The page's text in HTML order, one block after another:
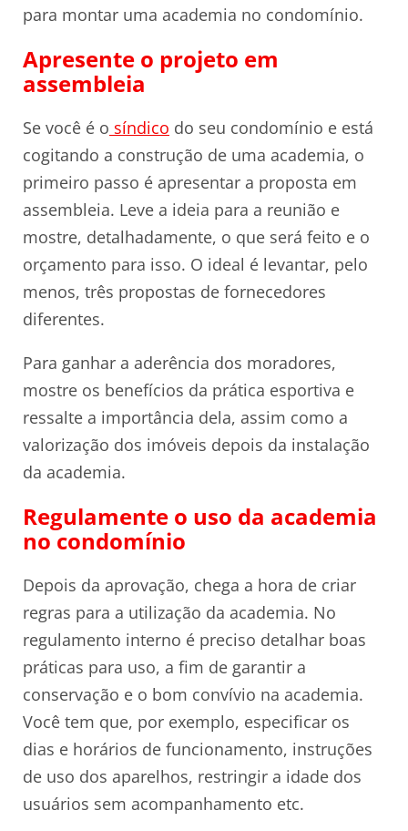
para montar uma academia no condomínio.
Apresente o projeto em
assembleia
Se você é o síndico do seu condomínio e está
cogitando a construção de uma academia, o
primeiro passo é apresentar a proposta em
assembleia. Leve a ideia para a reunião e
mostre, detalhadamente, o que será feito e o
orçamento para isso. O ideal é levantar, pelo
menos, três propostas de fornecedores
diferentes.
Para ganhar a aderência dos moradores,
mostre os benefícios da prática esportiva e
ressalte a importância dela, assim como a
valorização dos imóveis depois da instalação
da academia.
Regulamente o uso da academia
no condomínio
Depois da aprovação, chega a hora de criar
regras para a utilização da academia. No
regulamento interno é preciso detalhar boas
práticas para uso, a fim de garantir a
conservação e o bom convívio na academia.
Você tem que, por exemplo, especificar os
dias e horários de funcionamento, instruções
de uso dos aparelhos, restringir a idade dos
usuários sem acompanhamento etc.